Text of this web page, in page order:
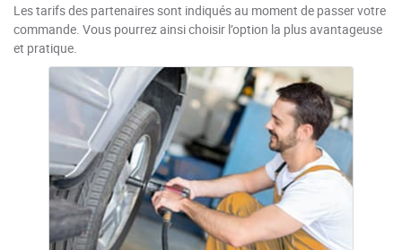
Les tarifs des partenaires sont indiqués au moment de passer votre
commande. Vous pourrez ainsi choisir l’option la plus avantageuse
et pratique.